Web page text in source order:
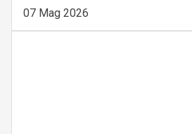
07 Mag 2026